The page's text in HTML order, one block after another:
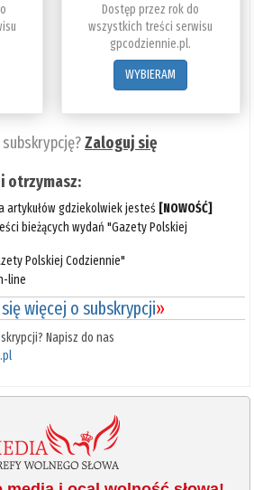
Dostęp przez rok do
wszystkich treści serwisu
gpcodziennie.pl.
WYBIERAM
Zaloguj się
otrzymasz:
artykułów gdziekolwiek jesteś [NOWOŚĆ]
bieżących wydań "Gazety Polskiej
Polskiej Codziennie"
line
więcej o subskrypcji»
Napisz do nas